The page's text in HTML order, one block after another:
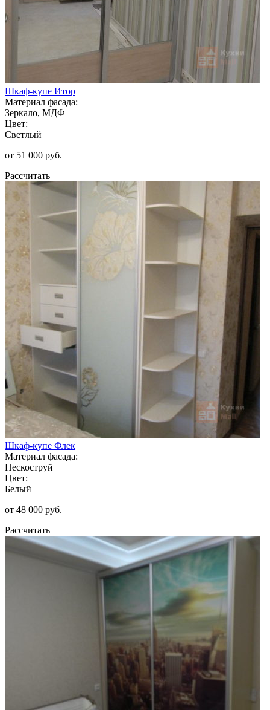
Шкаф-купе Итор
Материал фасада:
Зеркало, МДФ
Цвет:
Светлый
от 51 000 руб.
Рассчитать
Шкаф-купе Флек
Материал фасада:
Пескоструй
Цвет:
Белый
от 48 000 руб.
Рассчитать